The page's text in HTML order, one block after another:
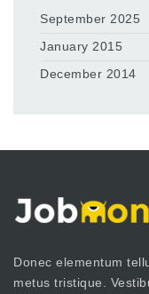
September 2025
January 2015
December 2014
Donec elementum
metus tristique.